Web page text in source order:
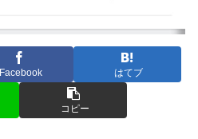
Facebook はてブ
コピー